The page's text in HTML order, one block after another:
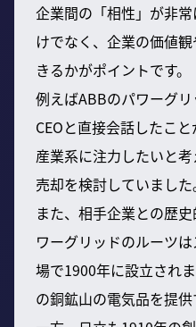
企業間の「相性」が非
けでなく、企業の価値
きるかがポイントです。
例えばABBのパワーグ
CEOと直接会話したこ
産業系に注力したいと
売却を検討していました
また、相手企業との歴
ワーグリッドのルーツ
場で1900年に設立され
の銅鉱山の電気品を提供